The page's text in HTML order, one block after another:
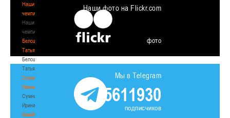
Наши
чемпионы
Наши
чемпионы
Белошапко
Татьяна
Белошапко
Татьяна
Сумникова
Ирина
Сумникова
Ирина
Швайбович
Наши фото на Flickr.com
фото
Мы в Telegram
5611930
подписчиков